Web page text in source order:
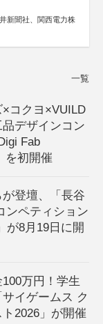
新聞社、関西電力株
一覧
×コクヨ×VUILD
デザインコン
Fab
を初開催
登壇、「長谷
ンペティション
が8月19日に開
100万円！学生
イゲームス ク
2026」が開催